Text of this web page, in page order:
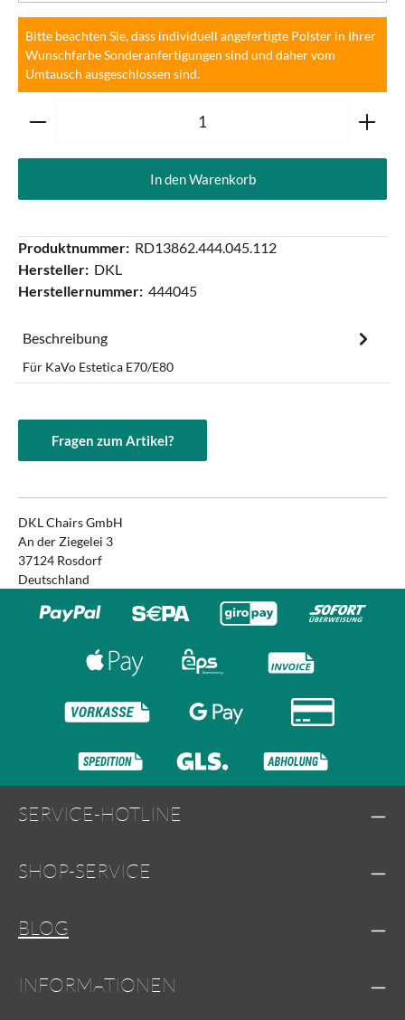
Bitte beachten Sie, dass individuell angefertigte Polster in Ihrer
Wunschfarbe Sonderanfertigungen sind und daher vom
Umtausch ausgeschlossen sind.
Produkt Anzahl: Gib den gewünschten Wert ein oder
In den Warenkorb
Produktnummer: RD13862.444.045.112
Hersteller: DKL
Herstellernummer: 444045
Beschreibung
Für KaVo Estetica E70/E80
Fragen zum Artikel?
DKL Chairs GmbH
An der Ziegelei 3
37124 Rosdorf
Deutschland
SERVICE-HOTLINE
SHOP-SERVICE
BLOG
INFORMATIONEN